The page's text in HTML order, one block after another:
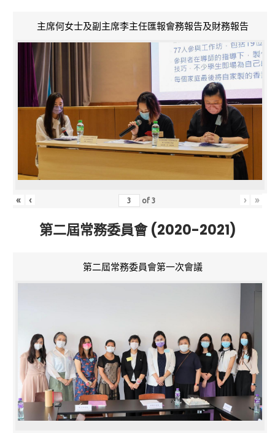
主席何女士及副主席李主任匯報會務報告及財務報告
« ‹ of3 › »
第二屆常務委員會 (2020-2021)
第二屆常務委員會第一次會議